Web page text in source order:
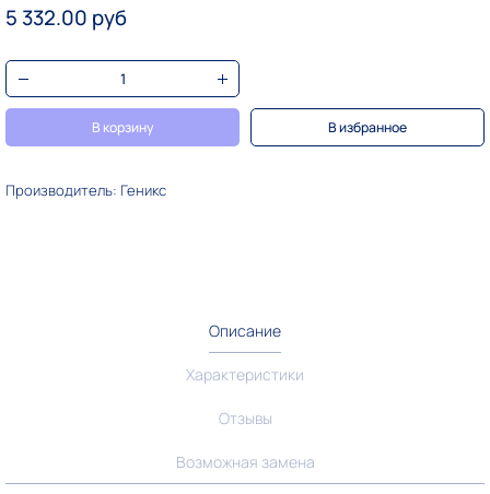
5 332.00 руб
В корзину В избранное
Производитель: Геникс
Описание
Характеристики
Отзывы
Возможная замена